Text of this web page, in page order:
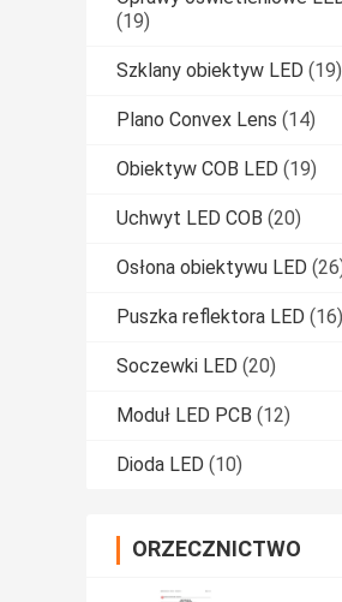
(19)
Szklany obiektyw LED (19)
Plano Convex Lens (14)
Obiektyw COB LED (19)
Uchwyt LED COB (20)
Osłona obiektywu LED
Puszka reflektora LED (16)
Soczewki LED (20)
Moduł LED PCB (12)
Dioda LED (10)
ORZECZNICTWO